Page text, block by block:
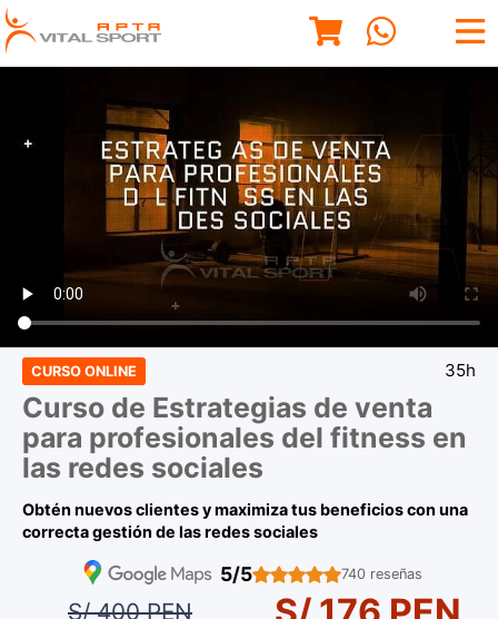
CURSO ONLINE 35h
Curso de Estrategias de venta
para profesionales del fitness en
las redes sociales
Obtén nuevos clientes y maximiza tus beneficios con una
correcta gestión de las redes sociales
5/5 740 reseñas
S/ 400 PEN